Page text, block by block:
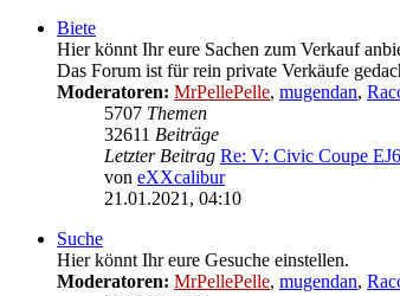
Biete
Hier könnt Ihr eure Sachen zum Verkauf
Das Forum ist für rein private Verkäufe
Moderatoren: MrPellePelle, mugendan,
5707 Themen
32611 Beiträge
Letzter Beitrag Re: V: Civic Coupe
von eXXcalibur
21.01.2021, 04:10
Suche
Hier könnt Ihr eure Gesuche einstellen.
Moderatoren: MrPellePelle, mugendan,